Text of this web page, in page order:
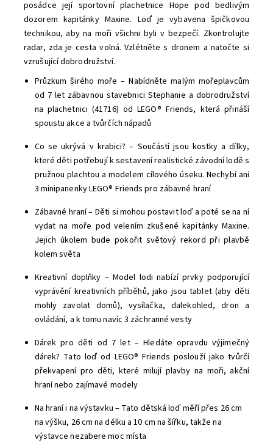
posádce její sportovní plachetnice Hope pod bedlivým
dozorem kapitánky Maxine. Loď je vybavena špičkovou
technikou, aby na moři všichni byli v bezpečí. Zkontrolujte
radar, zda je cesta volná. Vzlétněte s dronem a natočte si
vzrušující dobrodružství.
Průzkum širého moře – Nabídněte malým mořeplavcům
od 7 let zábavnou stavebnici Stephanie a dobrodružství
na plachetnici (41716) od LEGO® Friends, která přináší
spoustu akce a tvůrčích nápadů
Co se ukrývá v krabici? – Součástí jsou kostky a dílky,
které děti potřebují k sestavení realistické závodní lodě s
pružnou plachtou a modelem cílového úseku. Nechybí ani
3 minipanenky LEGO® Friends pro zábavné hraní
Zábavné hraní – Děti si mohou postavit loď a poté se na ní
vydat na moře pod velením zkušené kapitánky Maxine.
Jejich úkolem bude pokořit světový rekord při plavbě
kolem světa
Kreativní doplňky – Model lodi nabízí prvky podporující
vyprávění kreativních příběhů, jako jsou tablet (aby děti
mohly zavolat domů), vysílačka, dalekohled, dron a
ovládání, a k tomu navíc 3 záchranné vesty
Dárek pro děti od 7 let – Hledáte opravdu výjimečný
dárek? Tato loď od LEGO® Friends poslouží jako tvůrčí
překvapení pro děti, které milují plavby na moři, akční
hraní nebo zajímavé modely
Na hraní i na výstavku – Tato dětská loď měří přes 26 cm
na výšku, 26 cm na délku a 10 cm na šířku, takže na
výstavce nezabere moc místa